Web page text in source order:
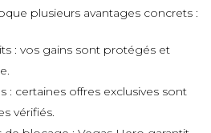
plusieurs avantages concrets :
: vos gains sont protégés et
: certaines offres exclusives sont
vérifiés.